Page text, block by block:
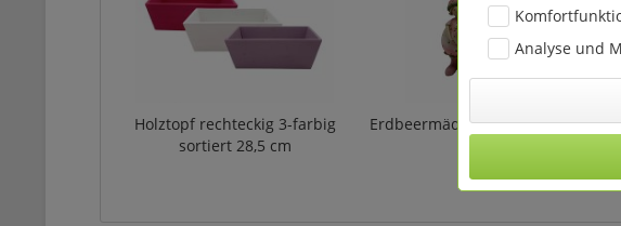
Holztopf rechteckig 3-farbig
sortiert 28,5 cm
Erdbeermädchen 2 Modelle 10
Analyse und